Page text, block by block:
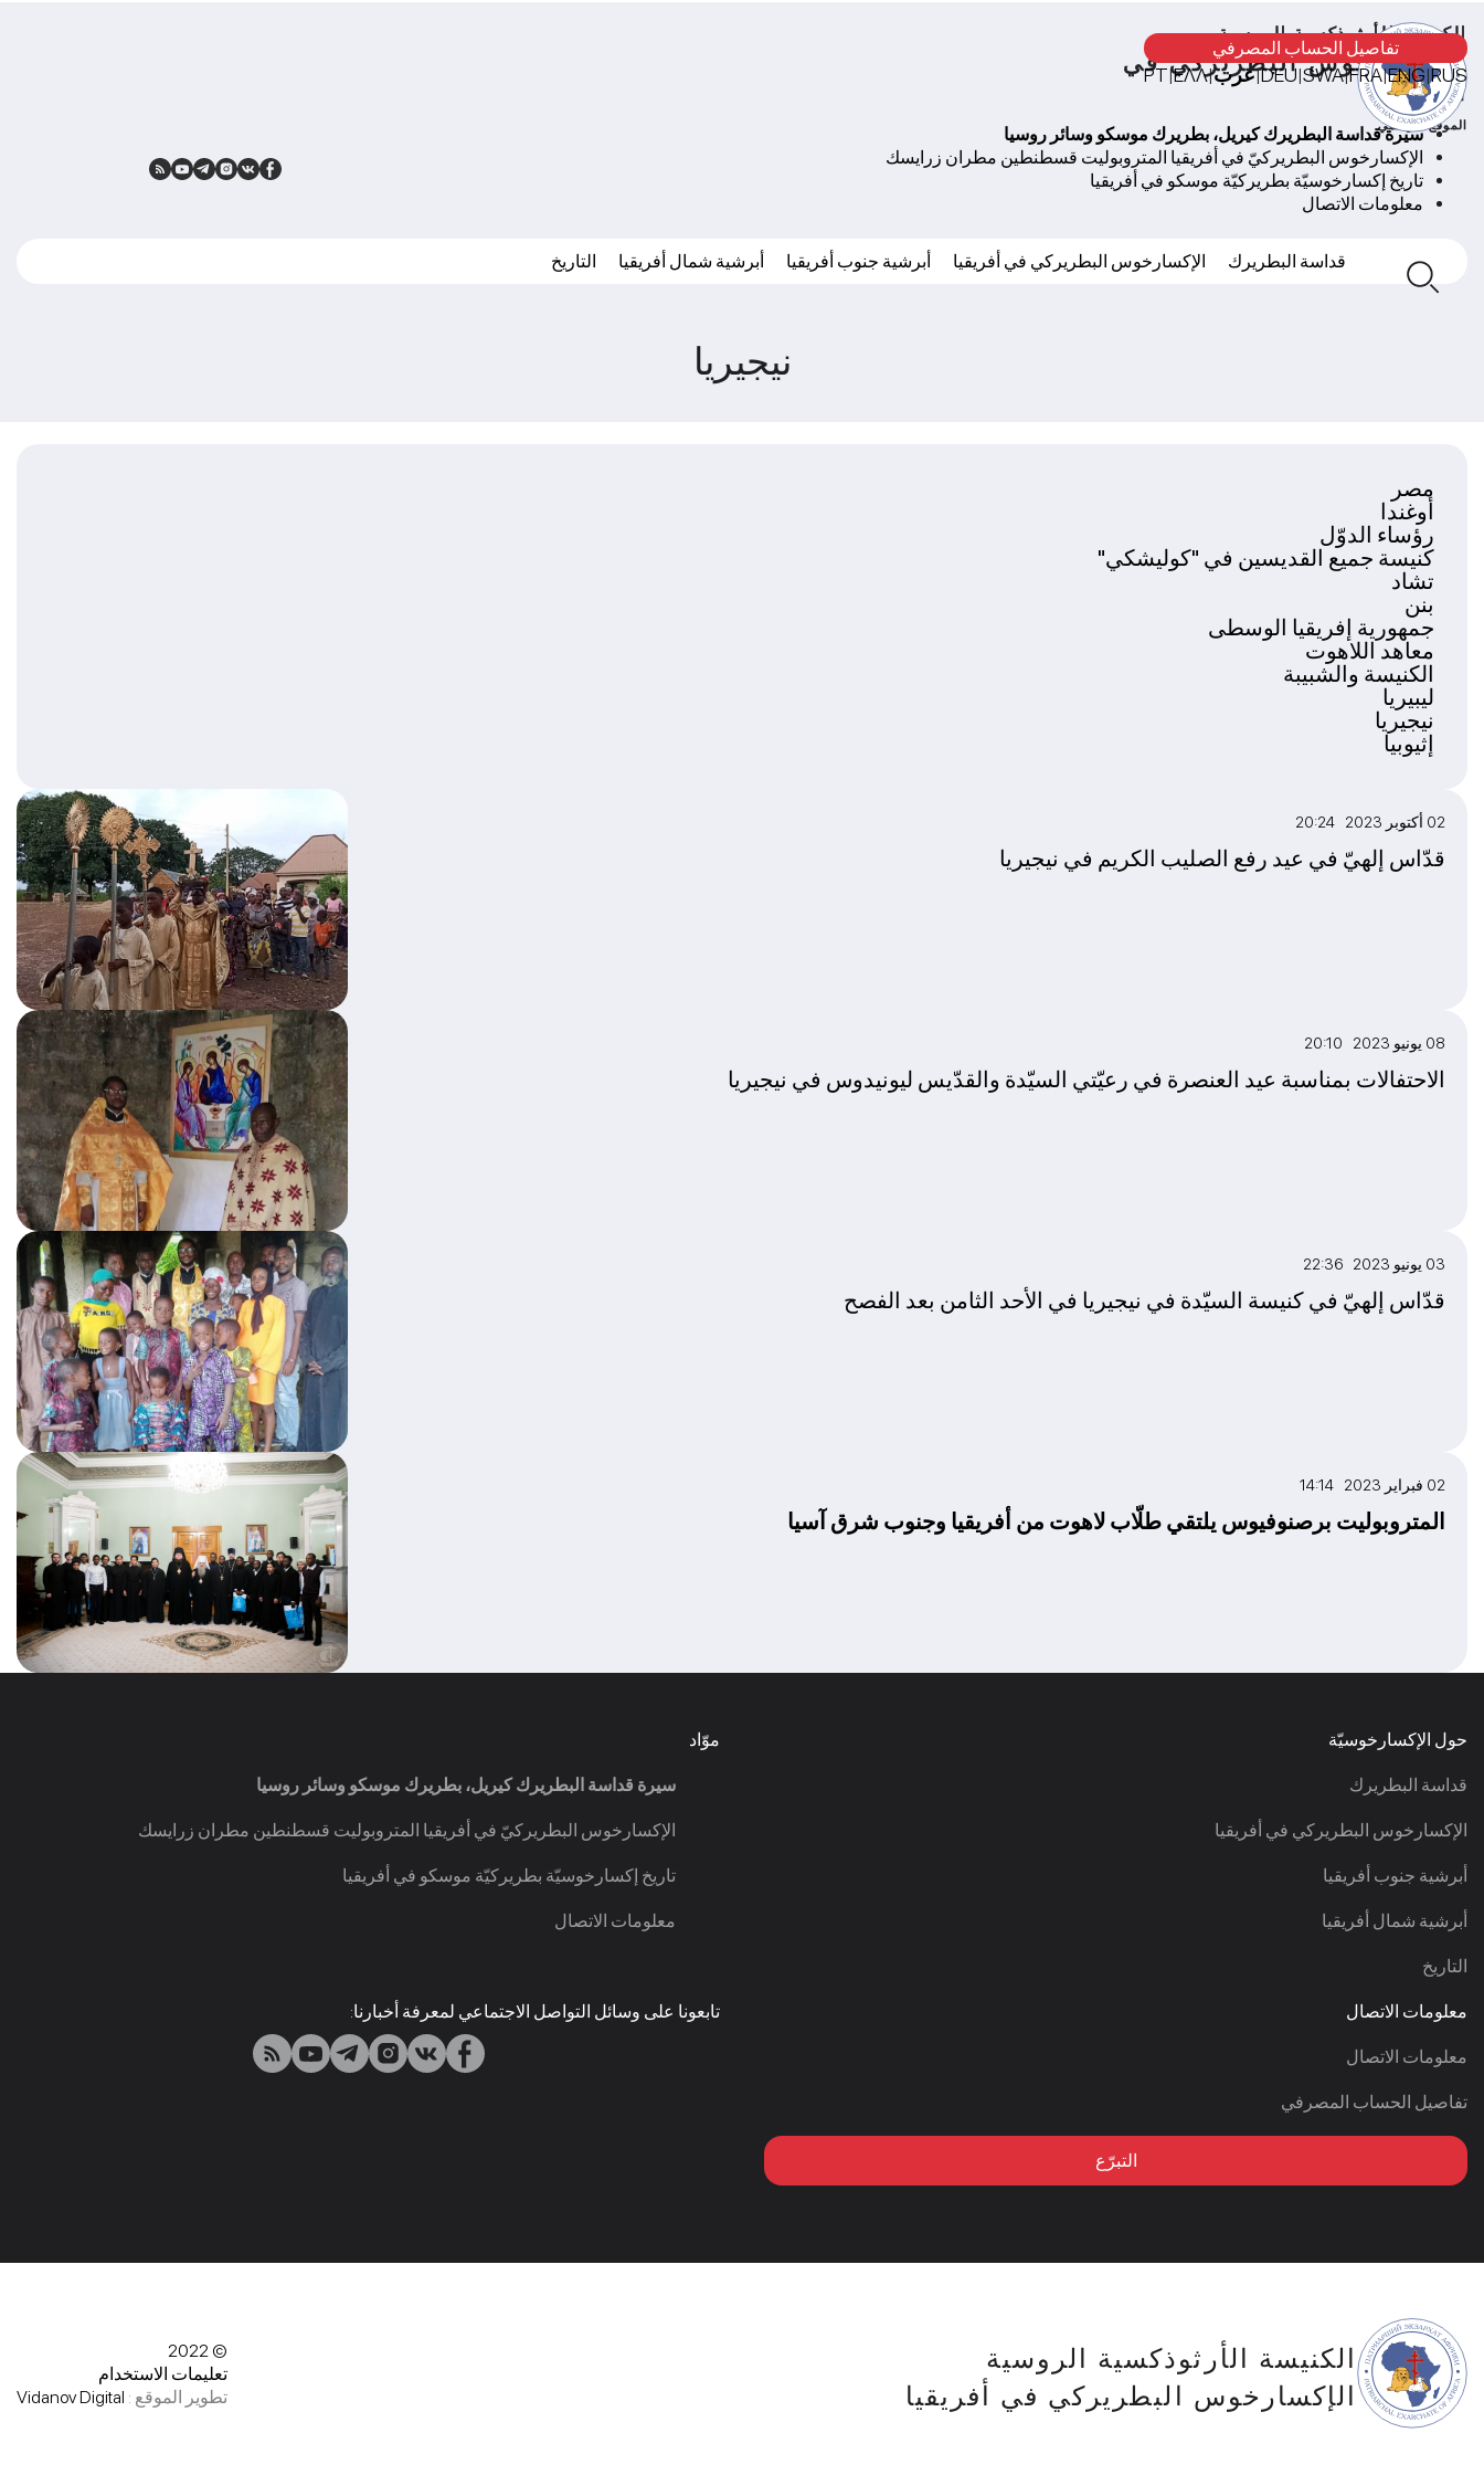
الكنيسة الأرثوذكسية الروسية
الإكسارخوس البطريركي في
أفريقيا
الموقع الرسمي
تفاصيل الحساب المصرفي
RUS
|
ENG
|
FRA
|
SWA
|
DEU
|عرب|
ΕΛΛ
|
PT
سيرة قداسة البطريرك كيريل، بطريرك موسكو وسائر روسيا
الإكسارخوس البطريركيّ في أفريقيا المتروبوليت قسطنطين مطران زرايسك
تاريخ إكسارخوسيّة بطريركيّة موسكو في أفريقيا
معلومات الاتصال
قداسة البطريرك الإكسارخوس البطريركي في أفريقيا أبرشية جنوب أفريقيا أبرشية شمال أفريقيا التاريخ
نيجيريا
مصر
أوغندا
رؤساء الدوّل
كنيسة جميع القديسين في "كوليشكي"
تشاد
بنن
جمهورية إفريقيا الوسطى
معاهد اللاهوت
الكنيسة والشبيبة
ليبيريا
نيجيريا
إثيوبيا
02 أكتوبر 2023 20:24
قدّاس إلهيّ في عيد رفع الصليب الكريم في نيجيريا
08 يونيو 2023 20:10
الاحتفالات بمناسبة عيد العنصرة في رعيّتي السيّدة والقدّيس ليونيدوس في نيجيريا
03 يونيو 2023 22:36
قدّاس إلهيّ في كنيسة السيّدة في نيجيريا في الأحد الثامن بعد الفصح
02 فبراير 2023 14:14
المتروبوليت برصنوفيوس يلتقي طلّاب لاهوت من أفريقيا وجنوب شرق آسيا
حول الإكسارخوسيّة
قداسة البطريرك
الإكسارخوس البطريركي في أفريقيا
أبرشية جنوب أفريقيا
أبرشية شمال أفريقيا
التاريخ
موّاد
سيرة قداسة البطريرك كيريل، بطريرك موسكو وسائر روسيا
الإكسارخوس البطريركيّ في أفريقيا المتروبوليت قسطنطين مطران زرايسك
تاريخ إكسارخوسيّة بطريركيّة موسكو في أفريقيا
معلومات الاتصال
معلومات الاتصال
معلومات الاتصال
تفاصيل الحساب المصرفي
التبرّع
تابعونا على وسائل التواصل الاجتماعي لمعرفة أخبارنا:
الكنيسة الأرثوذكسية الروسية
الإكسارخوس البطريركي في أفريقيا
© 2022
تعليمات الاستخدام
تطوير الموقع : Vidanov Digital